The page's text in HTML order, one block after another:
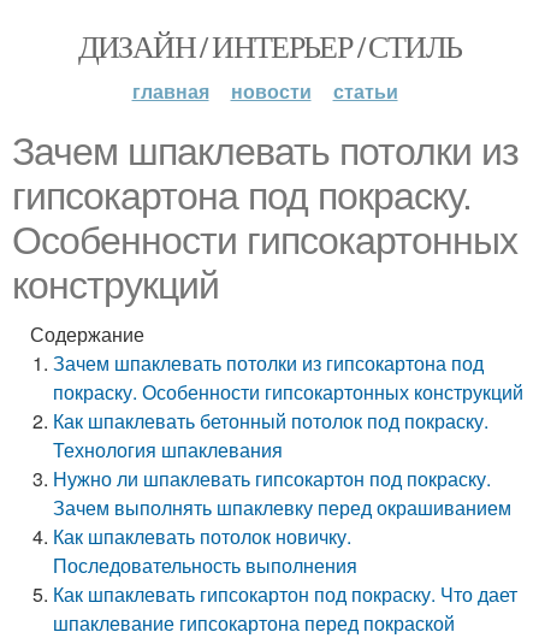
ДИЗАЙН / ИНТЕРЬЕР / СТИЛЬ
главная новости статьи
Зачем шпаклевать потолки из
гипсокартона под покраску.
Особенности гипсокартонных
конструкций
Содержание
Зачем шпаклевать потолки из гипсокартона под
покраску. Особенности гипсокартонных конструкций
Как шпаклевать бетонный потолок под покраску.
Технология шпаклевания
Нужно ли шпаклевать гипсокартон под покраску.
Зачем выполнять шпаклевку перед окрашиванием
Как шпаклевать потолок новичку.
Последовательность выполнения
Как шпаклевать гипсокартон под покраску. Что дает
шпаклевание гипсокартона перед покраской